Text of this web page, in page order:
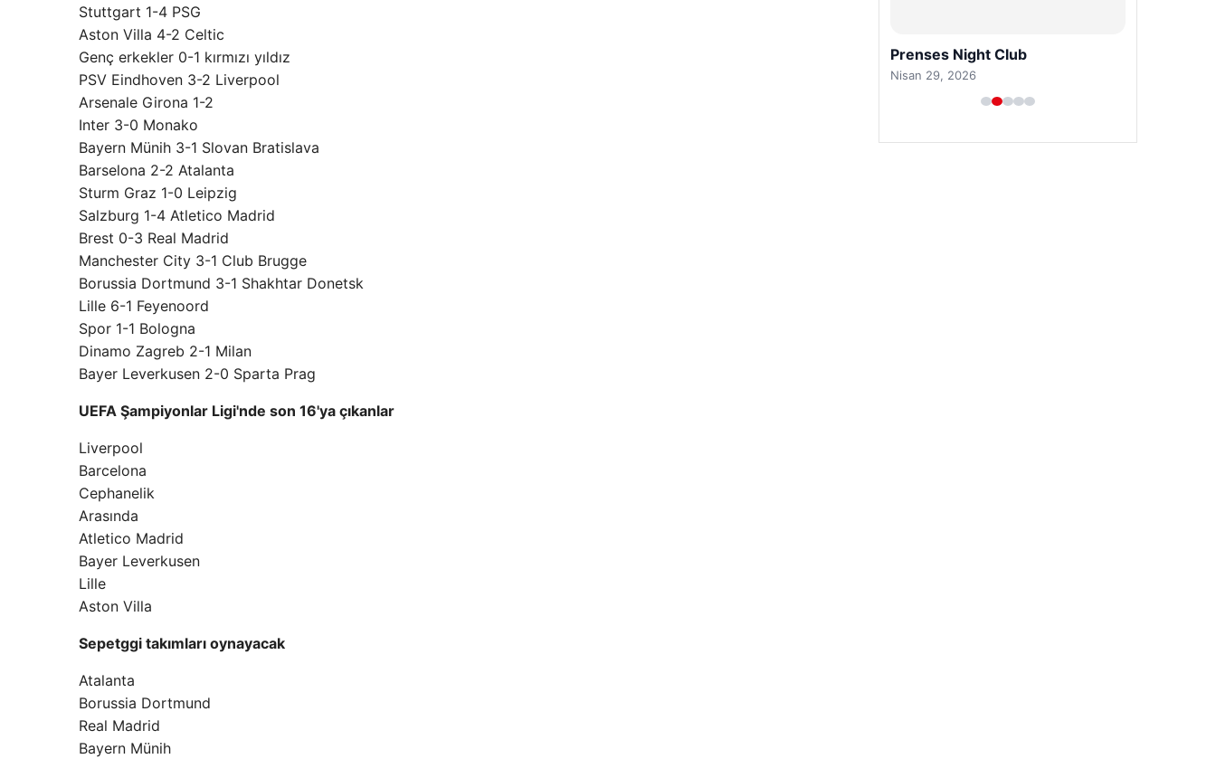
Stuttgart 1-4 PSG
Aston Villa 4-2 Celtic
Genç erkekler 0-1 kırmızı yıldız
PSV Eindhoven 3-2 Liverpool
Arsenale Girona 1-2
Inter 3-0 Monako
Bayern Münih 3-1 Slovan Bratislava
Barselona 2-2 Atalanta
Sturm Graz 1-0 Leipzig
Salzburg 1-4 Atletico Madrid
Brest 0-3 Real Madrid
Manchester City 3-1 Club Brugge
Borussia Dortmund 3-1 Shakhtar Donetsk
Lille 6-1 Feyenoord
Spor 1-1 Bologna
Dinamo Zagreb 2-1 Milan
Bayer Leverkusen 2-0 Sparta Prag
UEFA Şampiyonlar Ligi'nde son 16'ya çıkanlar
Liverpool
Barcelona
Cephanelik
Arasında
Atletico Madrid
Bayer Leverkusen
Lille
Aston Villa
Sepetggi takımları oynayacak
Atalanta
Borussia Dortmund
Real Madrid
Bayern Münih
Prenses Night Club
Nisan 29, 2026